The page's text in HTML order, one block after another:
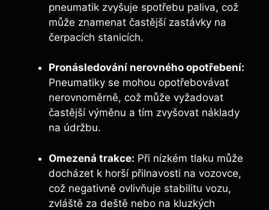
pneumatik zvyšuje spotřebu paliva, což
může znamenat častější zastávky na
čerpacích stanicích.
Pronásledování nerovného opotřebení:
Pneumatiky se mohou opotřebovávat
nerovnoměrně, což může vyžadovat
častější výměnu a tím zvyšovat náklady
na údržbu.
Omezená trakce: Při nízkém tlaku může
docházet k horší přilnavosti na vozovce,
což negativně ovlivňuje stabilitu vozu,
zvláště za deště nebo na kluzkých